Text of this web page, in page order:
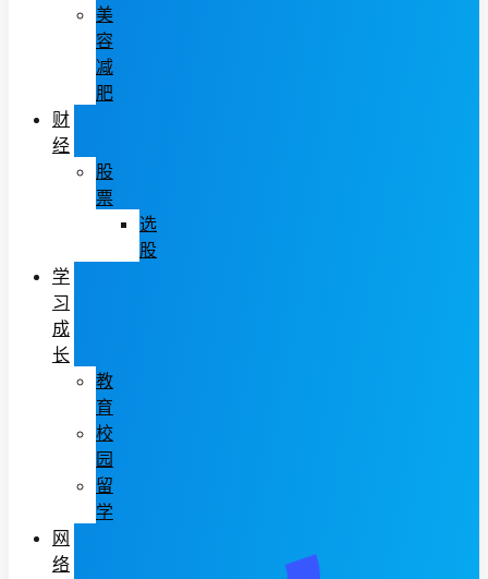
美
容
减
肥
财
经
股
票
选
股
学
习
成
长
教
育
校
园
留
学
网
络